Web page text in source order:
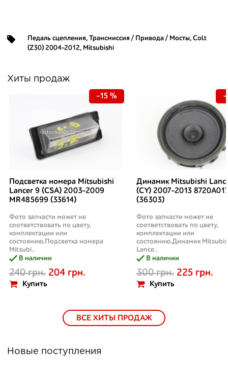
Педаль сцепления, Трансмиссия / Привода / Мосты, Colt
(Z30) 2004-2012, Mitsubishi
Хиты продаж
Подсветка номера Mitsubishi
Lancer 9 (CSA) 2003-2009
MR485699 (33614)
Фото запчасти может не
соответствовать по цвету,
комплектации или
состоянию.Подсветка номера
Mitsubi..
В наличии
240 грн. 204 грн.
Купить
-15 %
Динамик Mitsubishi
(CY) 2007-2013
(36303)
Фото запчасти может не
соответствовать по цвету,
комплектации или
состоянию.Динамик
Lance..
В наличии
300 грн. 225 грн.
Купить
-
ВСЕ ХИТЫ ПРОДАЖ
Новые поступления